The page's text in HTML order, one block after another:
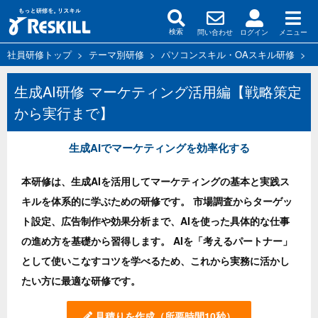
検索 問い合わせ ログイン メニュー
社員研修トップ> テーマ別研修 > パソコンスキル・OAスキル研修 >
生成AI研修 マーケティング活用編【戦略策定
から実行まで】
生成AIでマーケティングを効率化する
本研修は、生成AIを活用してマーケティングの基本と実践ス
キルを体系的に学ぶための研修です。 市場調査からターゲッ
ト設定、広告制作や効果分析まで、AIを使った具体的な仕事
の進め方を基礎から習得します。 AIを「考えるパートナー」
として使いこなすコツを学べるため、これから実務に活かし
たい方に最適な研修です。